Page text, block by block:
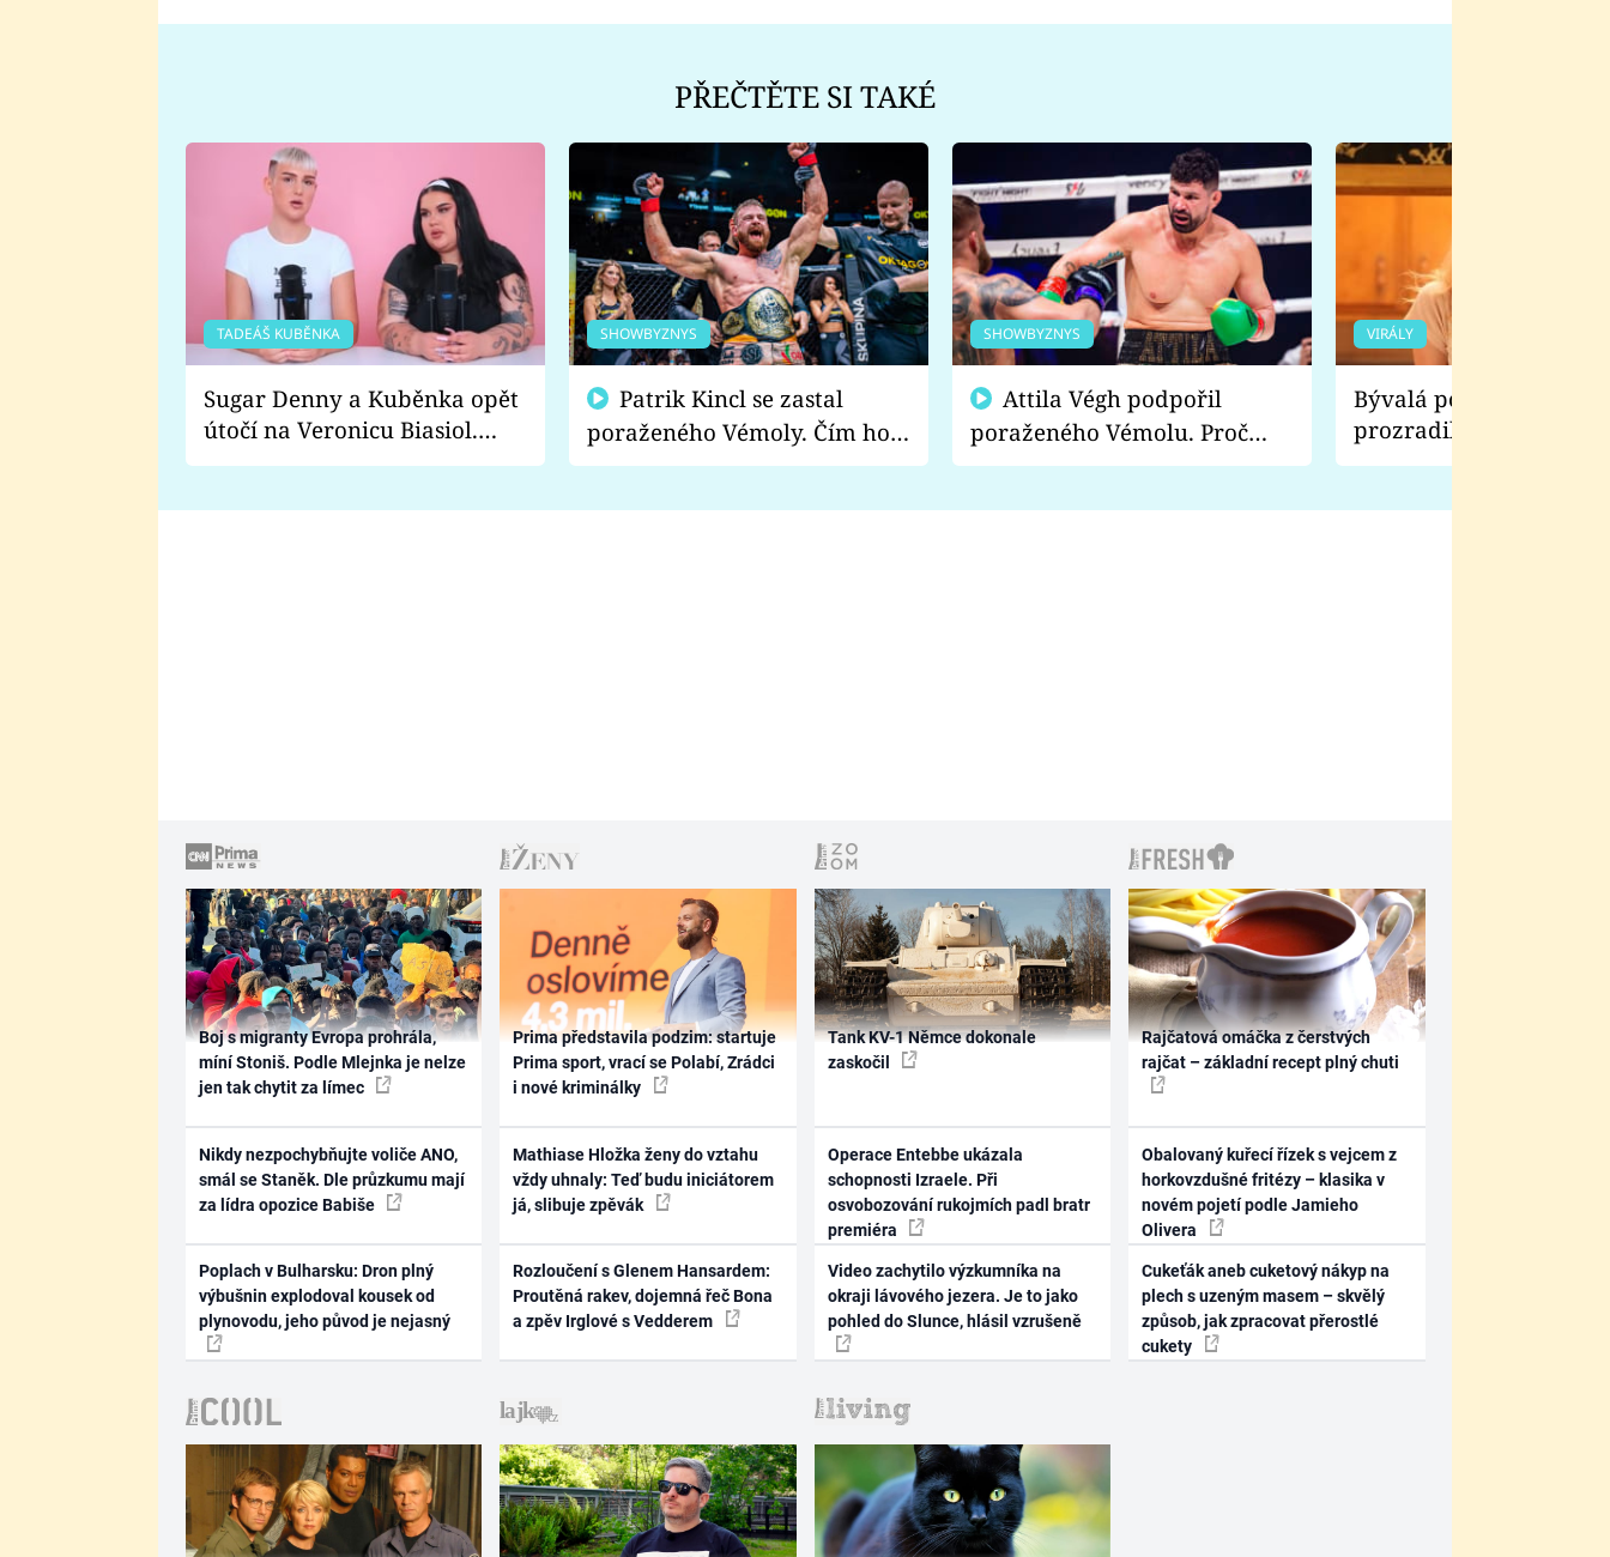
PŘEČTĚTE SI TAKÉ
TADEÁŠ KUBĚNKA
Sugar Denny a Kuběnka opět
útočí na Veronicu Biasiol.
Proč je podle nich falešná a
SHOWBYZNYS
poraženého Vémoly. Čím ho
fanoušci naštvali?
SHOWBYZNYS
poraženého Vémolu. Proč
chce raději zápasit s ním než
VIRÁLY
Bývalá pornoherečka
prozradila, co ji
natáčení Euforie.
Boj s migranty Evropa prohrála,
míní Stoniš. Podle Mlejnka je nelze
jen tak chytit za límec
Nikdy nezpochybňujte voliče ANO,
smál se Staněk. Dle průzkumu mají
za lídra opozice Babiše
Poplach v Bulharsku: Dron plný
výbušnin explodoval kousek od
plynovodu, jeho původ je nejasný
Prima představila podzim: startuje
Prima sport, vrací se Polabí, Zrádci
i nové kriminálky
Mathiase Hložka ženy do vztahu
vždy uhnaly: Teď budu iniciátorem
já, slibuje zpěvák
Rozloučení s Glenem Hansardem:
Proutěná rakev, dojemná řeč Bona
a zpěv Irglové s Vedderem
Tank KV-1 Němce dokonale
zaskočil
Operace Entebbe ukázala
schopnosti Izraele. Při
osvobozování rukojmích padl bratr
premiéra
Video zachytilo výzkumníka na
okraji lávového jezera. Je to jako
pohled do Slunce, hlásil vzrušeně
Rajčatová omáčka z čerstvých
rajčat – základní recept plný chuti
Obalovaný kuřecí řízek s vejcem z
horkovzdušné fritézy – klasika v
novém pojetí podle Jamieho
Olivera
Cukeťák aneb cuketový nákyp na
plech s uzeným masem – skvělý
způsob, jak zpracovat přerostlé
cukety